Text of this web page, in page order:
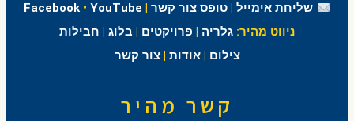
שליחת אימייל| טופס צור קשר|
Facebook •YouTube
ניווט מהיר: גלריה | פרויקטים | בלוג | חבילות
צילום |אודות |צור קשר
קשר מהיר